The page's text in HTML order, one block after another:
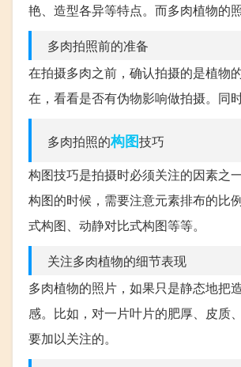
艳、造型各异等特点。而多肉植物的
多肉拍照前的准备
在拍摄多肉之前，确认拍摄的是植物
在，看看是否有伪物影响做拍摄。同
多肉拍照的构图技巧
构图技巧是拍摄时必须关注的因素之
构图的时候，需要注意元素排布的比
式构图、动静对比式构图等等。
关注多肉植物的细节表现
多肉植物的照片，如果只是静态地把
感。比如，对一片叶片的肥厚、皮质
要加以关注的。